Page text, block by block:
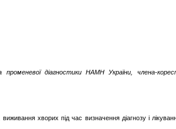
діагностики НАМН України, члена-
хворих під час визначення діагнозу і